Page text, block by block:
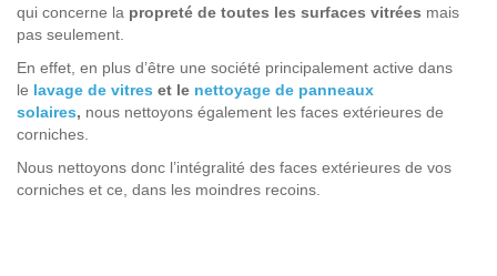
qui concerne la propreté de toutes les surfaces vitrées mais
pas seulement.
En effet, en plus d’être une société principalement active dans
le lavage de vitres et le nettoyage de panneaux
solaires, nous nettoyons également les faces extérieures de
corniches.
Nous nettoyons donc l’intégralité des faces extérieures de vos
corniches et ce, dans les moindres recoins.